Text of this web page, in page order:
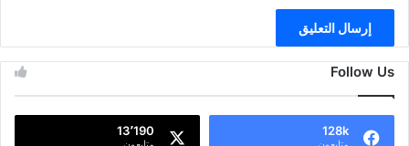
Follow Us
128k 13٬190